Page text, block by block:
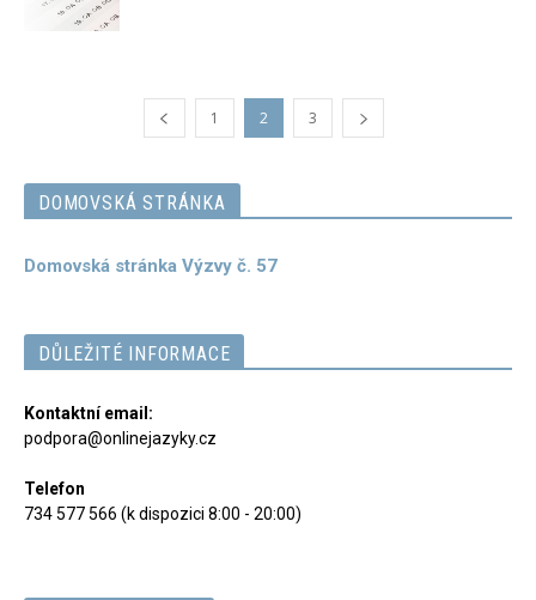
1 2 3
DOMOVSKÁ STRÁNKA
Domovská stránka Výzvy č. 57
DŮLEŽITÉ INFORMACE
Kontaktní email:
podpora@onlinejazyky.cz
Telefon
734 577 566 (k dispozici 8:00 - 20:00)